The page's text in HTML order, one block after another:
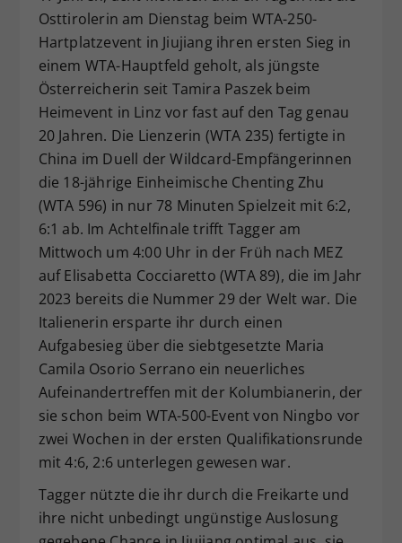
Osttirolerin am Dienstag beim WTA-250-
Hartplatzevent in Jiujiang ihren ersten Sieg in
einem WTA-Hauptfeld geholt, als jüngste
Österreicherin seit Tamira Paszek beim
Heimevent in Linz vor fast auf den Tag genau
20 Jahren. Die Lienzerin (WTA 235) fertigte in
China im Duell der Wildcard-Empfängerinnen
die 18-jährige Einheimische Chenting Zhu
(WTA 596) in nur 78 Minuten Spielzeit mit 6:2,
6:1 ab. Im Achtelfinale trifft Tagger am
Mittwoch um 4:00 Uhr in der Früh nach MEZ
auf Elisabetta Cocciaretto (WTA 89), die im Jahr
2023 bereits die Nummer 29 der Welt war. Die
Italienerin ersparte ihr durch einen
Aufgabesieg über die siebtgesetzte Maria
Camila Osorio Serrano ein neuerliches
Aufeinandertreffen mit der Kolumbianerin, der
sie schon beim WTA-500-Event von Ningbo vor
zwei Wochen in der ersten Qualifikationsrunde
mit 4:6, 2:6 unterlegen gewesen war.
Tagger nützte die ihr durch die Freikarte und
ihre nicht unbedingt ungünstige Auslosung
Zweck
Dieser Wert speichert Ihre Consent-
Einstellungen. Unter anderem eine
zufällig generierte ID, für die
historische Speicherung Ihrer
Webseiten-Betreiber dies eingestellt
hat.